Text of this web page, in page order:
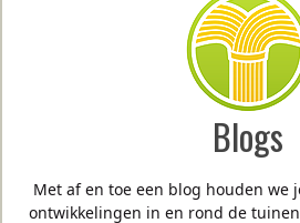
Blogs
Met af en toe een blog houden we
ontwikkelingen in en rond de tuinen